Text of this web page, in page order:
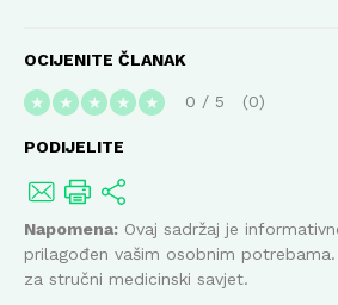
OCIJENITE ČLANAK
★ ★ ★ ★ ★ 0 / 5 0
PODIJELITE
Napomena: Ovaj sadržaj je
prilagođen vašim osobnim
za stručni medicinski savjet.